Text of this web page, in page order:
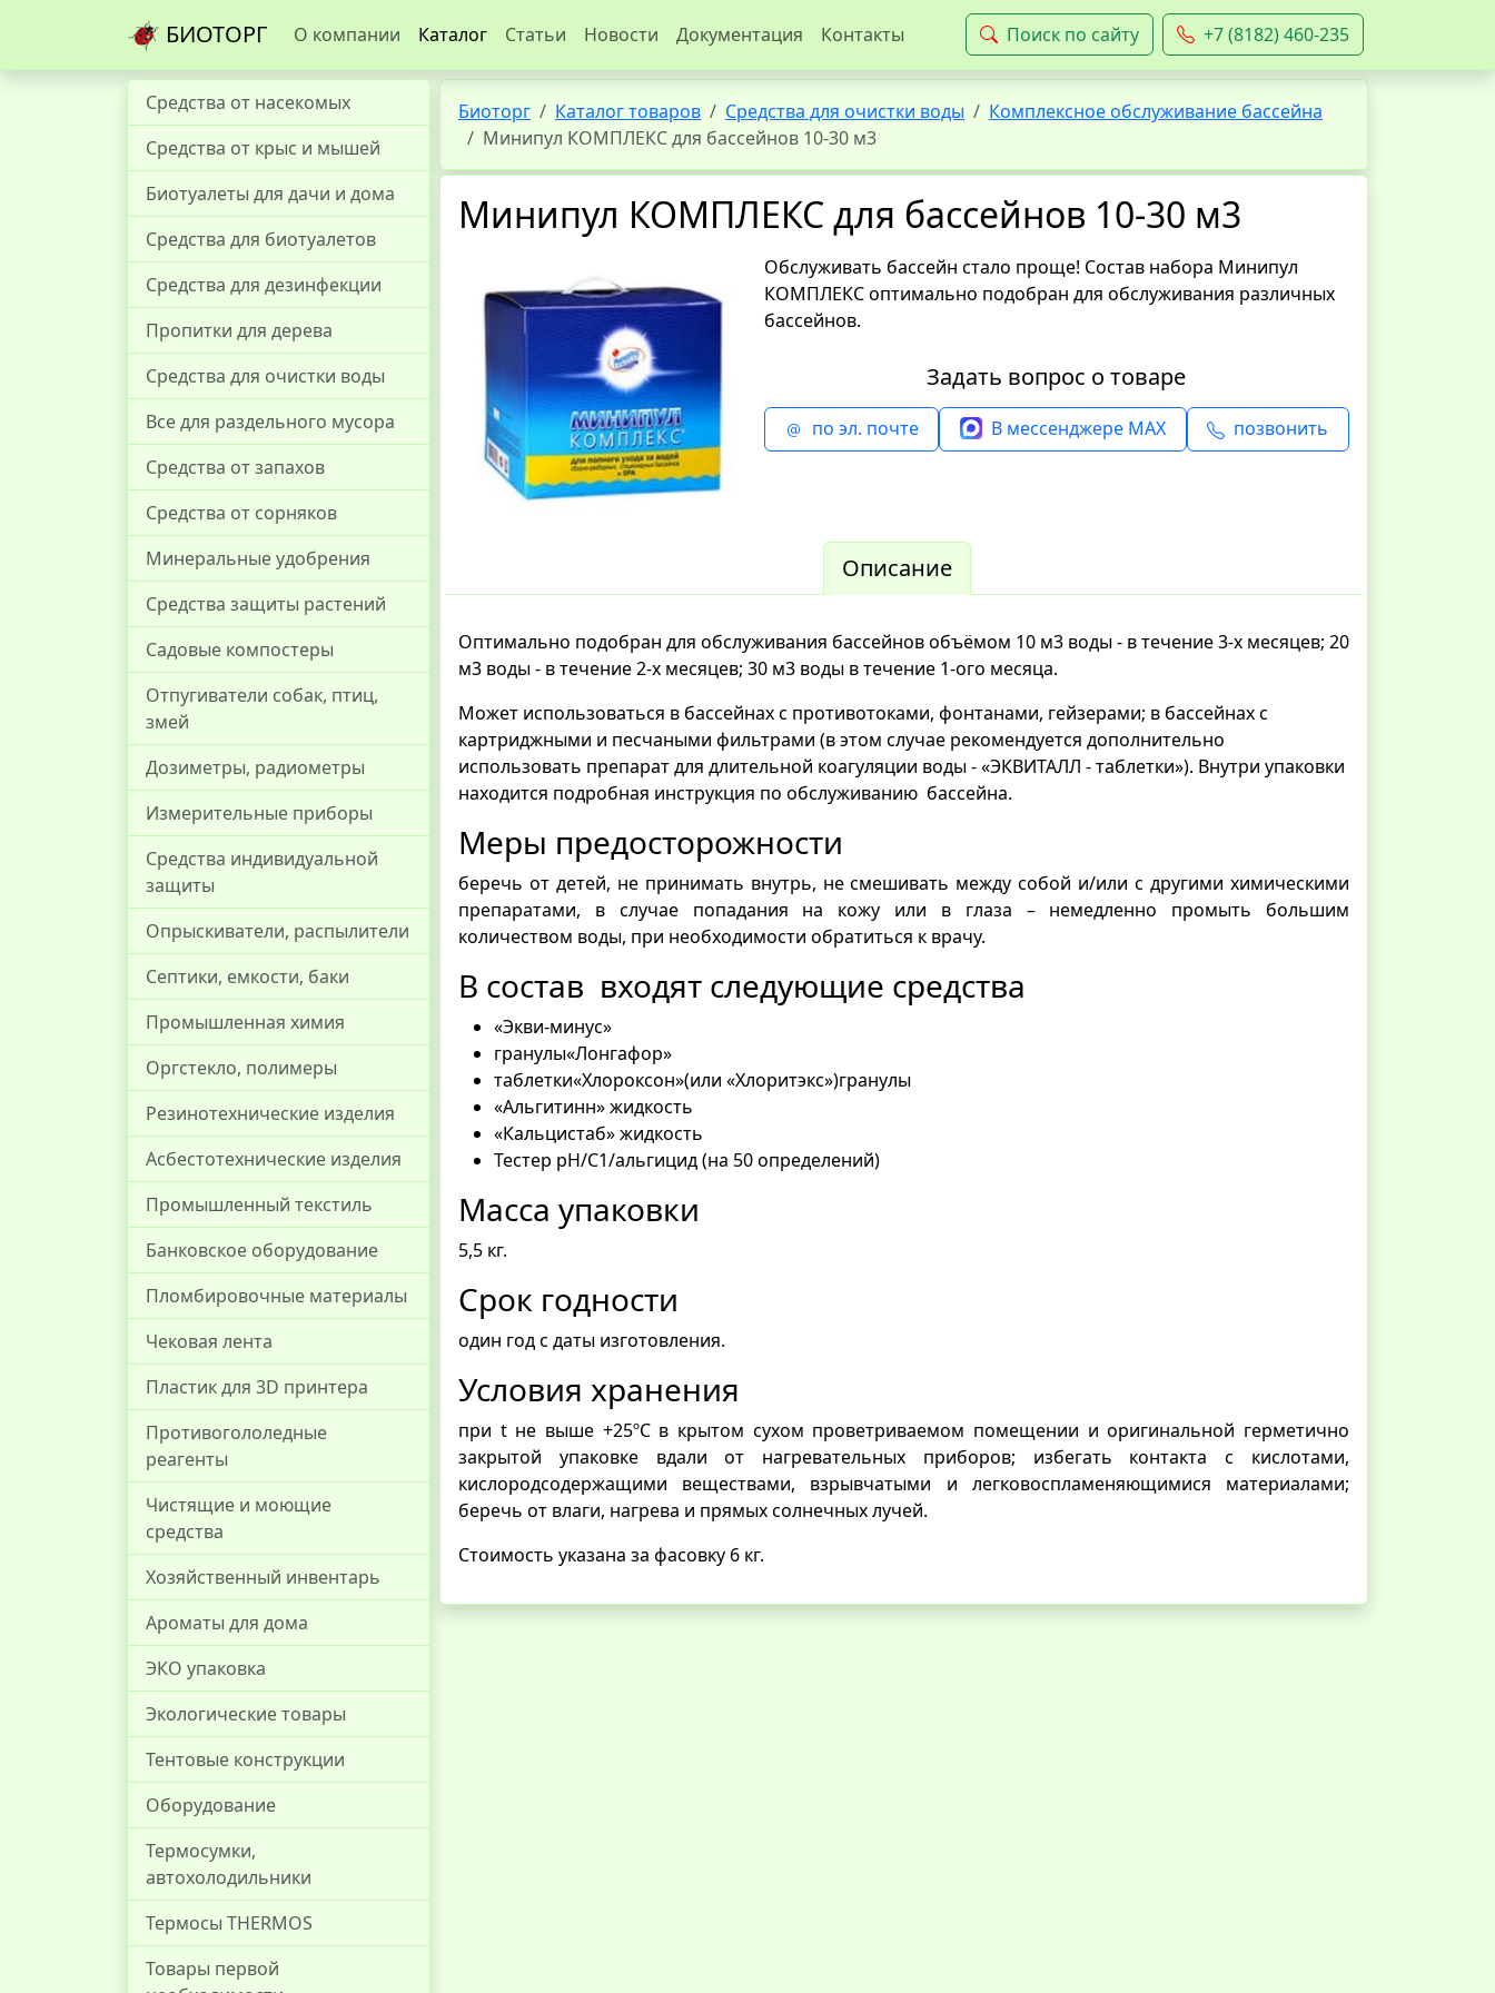
БИОТОРГ О компании Каталог Статьи Новости Документация Контакты Поиск по сайту +7 (8182) 460-235
Средства от насекомых
Средства от крыс и мышей
Биотуалеты для дачи и дома
Средства для биотуалетов
Средства для дезинфекции
Пропитки для дерева
Средства для очистки воды
Все для раздельного мусора
Средства от запахов
Средства от сорняков
Минеральные удобрения
Средства защиты растений
Садовые компостеры
Отпугиватели собак, птиц,
змей
Дозиметры, радиометры
Измерительные приборы
Средства индивидуальной
защиты
Опрыскиватели, распылители
Септики, емкости, баки
Промышленная химия
Оргстекло, полимеры
Резинотехнические изделия
Асбестотехнические изделия
Промышленный текстиль
Банковское оборудование
Пломбировочные материалы
Чековая лента
Пластик для 3D принтера
Противогололедные
реагенты
Чистящие и моющие
средства
Хозяйственный инвентарь
Ароматы для дома
ЭКО упаковка
Экологические товары
Тентовые конструкции
Оборудование
Термосумки,
автохолодильники
Термосы THERMOS
Товары первой
Биоторг Каталог товаров Средства для очистки воды
Комплексное обслуживание бассейна
Минипул КОМПЛЕКС для бассейнов 10-30 м3
Минипул КОМПЛЕКС для бассейнов 10-30 м3
Обслуживать бассейн стало проще! Состав набора Минипул
КОМПЛЕКС оптимально подобран для обслуживания различных
бассейнов.
Задать вопрос о товаре
по эл. почте В мессенджере MAX позвонить
Описание
Оптимально подобран для обслуживания бассейнов объёмом 10 м3 воды - в течение 3-х месяцев; 20
м3 воды - в течение 2-х месяцев; 30 м3 воды в течение 1-ого месяца.
Может использоваться в бассейнах с противотоками, фонтанами, гейзерами; в бассейнах с
картриджными и песчаными фильтрами (в этом случае рекомендуется дополнительно
использовать препарат для длительной коагуляции воды - «ЭКВИТАЛЛ - таблетки»). Внутри упаковки
находится подробная инструкция по обслуживанию бассейна.
Меры предосторожности
беречь от детей, не принимать внутрь, не смешивать между собой и/или с другими химическими
препаратами, в случае попадания на кожу или в глаза – немедленно промыть большим
количеством воды, при необходимости обратиться к врачу.
В состав входят следующие средства
«Экви-минус»
гранулы«Лонгафор»
таблетки«Хлороксон»(или «Хлоритэкс»)гранулы
«Альгитинн» жидкость
«Кальцистаб» жидкость
Тестер рН/С1/альгицид (на 50 определений)
Масса упаковки
5,5 кг.
Срок годности
один год с даты изготовления.
Условия хранения
при t не выше +25ºС в крытом сухом проветриваемом помещении и оригинальной герметично
закрытой упаковке вдали от нагревательных приборов; избегать контакта с кислотами,
кислородсодержащими веществами, взрывчатыми и легковоспламеняющимися материалами;
беречь от влаги, нагрева и прямых солнечных лучей.
Стоимость указана за фасовку 6 кг.